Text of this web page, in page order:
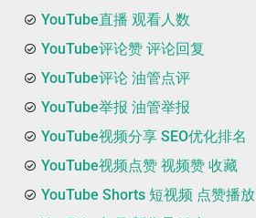
YouTube直播 观看人数
YouTube评论赞 评论回复
YouTube评论 油管点评
YouTube举报 油管举报
YouTube视频分享 SEO优化排名
YouTube视频点赞 视频赞 收藏
YouTube Shorts 短视频 点赞播放